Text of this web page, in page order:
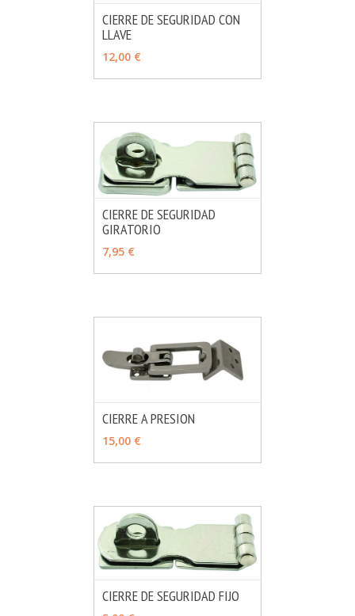
AÑADIR
CIERRE DE SEGURIDAD CON
LLAVE
12,00 €
AÑADIR
CIERRE DE SEGURIDAD
GIRATORIO
7,95 €
CIERRE A PRESION
15,00 €
CIERRE DE SEGURIDAD FIJO